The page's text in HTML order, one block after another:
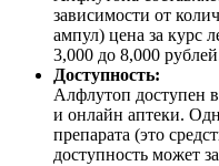
зависимости от
ампул) цена за курс
3,000 до 8,000
Доступность:
Алфлутоп доступен
и онлайн аптеки.
препарата (это
доступность может